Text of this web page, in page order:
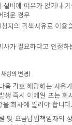
설비에 여유가 없거나
려운 경우
자의 귀책사유로 이용
사가 필요하다고 인정하
항의 변경)
음 각호 해당하는 사유
생 즉시 이메일 또는 회
을 회사에 알려야 합니다.
및 요금납입책임자의